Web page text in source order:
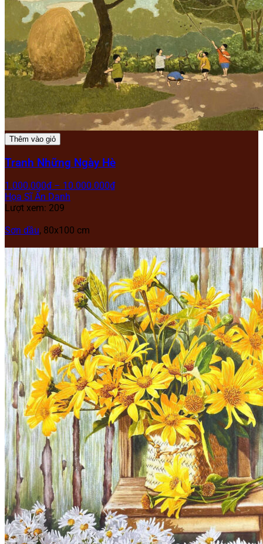
Thêm vào giỏ
Tranh Những Ngày Hè
1.000.000₫ – 10.000.000₫
Họa Sĩ Ẩn Danh
Lượt xem: 209
Sơn dầu, 80x100 cm